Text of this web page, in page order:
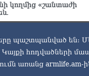
կողմից «շանտաժի
պաշտպանված են:
հոդվածների
առանց armlife.am-